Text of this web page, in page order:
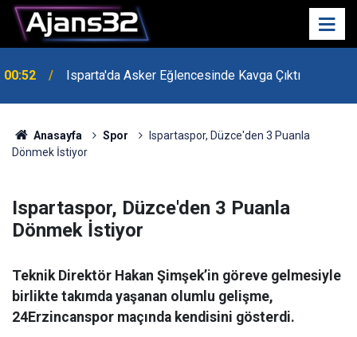
00:52 Isparta'da Asker Eğlencesinde Kavga Çıktı
Anasayfa Spor
Ispartaspor, Düzce'den 3 Puanla
Dönmek İstiyor
Ispartaspor, Düzce'den 3 Puanla
Dönmek İstiyor
Teknik Direktör Hakan Şimşek’in göreve gelmesiyle
birlikte takımda yaşanan olumlu gelişme,
24Erzincanspor maçında kendisini gösterdi.